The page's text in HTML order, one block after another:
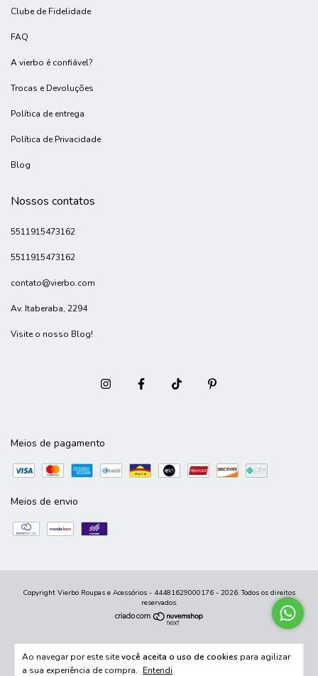
Ao navegar por este sitevocê aceita o uso de cookies para agilizar
a sua experiência de compra. Entendi
Clube de Fidelidade
FAQ
A vierbo é confiável?
Trocas e Devoluções
Política de entrega
Política de Privacidade
Blog
Nossos contatos
5511915473162
5511915473162
contato@vierbo.com
Av. Itaberaba, 2294
Visite o nosso Blog!
Meios de pagamento
Meios de envio
Copyright Vierbo Roupas e Acessórios - 44481629000176 - 2026. Todos os direitos
reservados.